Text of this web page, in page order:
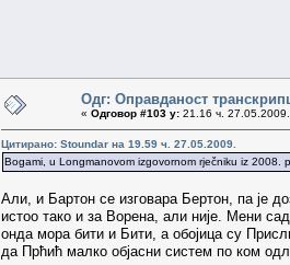
Одг: Оправданост
« Одговор #103 у: 21.16 ч.
Цитирано: Stoundar на 19.59 ч. 27.05.2009.
Bogami, u Longmanovom izgovornom rječniku iz
Али, и Бартон се изговара Бертон, па је
истоо тако и за Ворена, али није. Мени
онда мора бити и Бити, а обојица су
да Прћић малко објасни систем по ком